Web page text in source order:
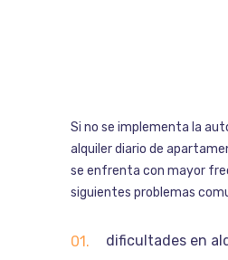
Si no se implementa la
alquiler diario de
se enfrenta con mayor
siguientes problemas
dificultades en